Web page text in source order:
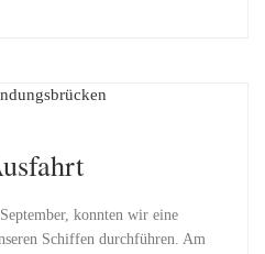
konnten wir eine
Schiffen durchführen. Am